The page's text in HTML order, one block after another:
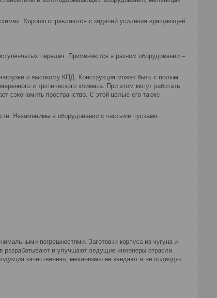
Хорошо справляются с задачей усиления вращающей
передач. Применяются в разном оборудовании –
и высокому КПД. Конструкция может быть с полым
и тропического климата. При этом могут работать
сэкономить пространство. С этой целью его также
Незаменимы в оборудовании с частыми пусками.
погрешностями. Заготовки корпуса из чугуна и
разрабатывают и улучшают ведущие инженеры отрасли.
качественная, механизмы не заедают и не подводят.